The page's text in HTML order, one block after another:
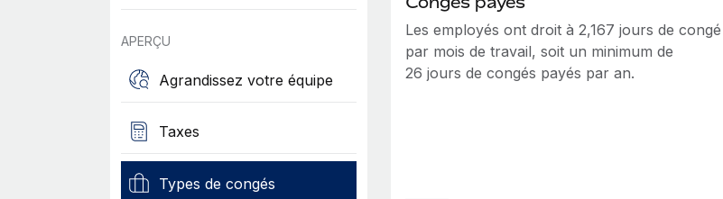
APERÇU
Agrandissez votre équipe
Taxes
Types de congés
Les employés ont droit à 2,167 jours de congé
par mois de travail, soit un minimum de
26 jours de congés payés par an.